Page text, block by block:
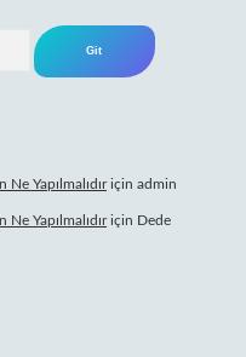
Yapılmalıdıriçin admin
Yapılmalıdıriçin Dede